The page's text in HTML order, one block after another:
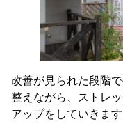
改善が見られた段階
整えながら、ストレ
アップをしていきます